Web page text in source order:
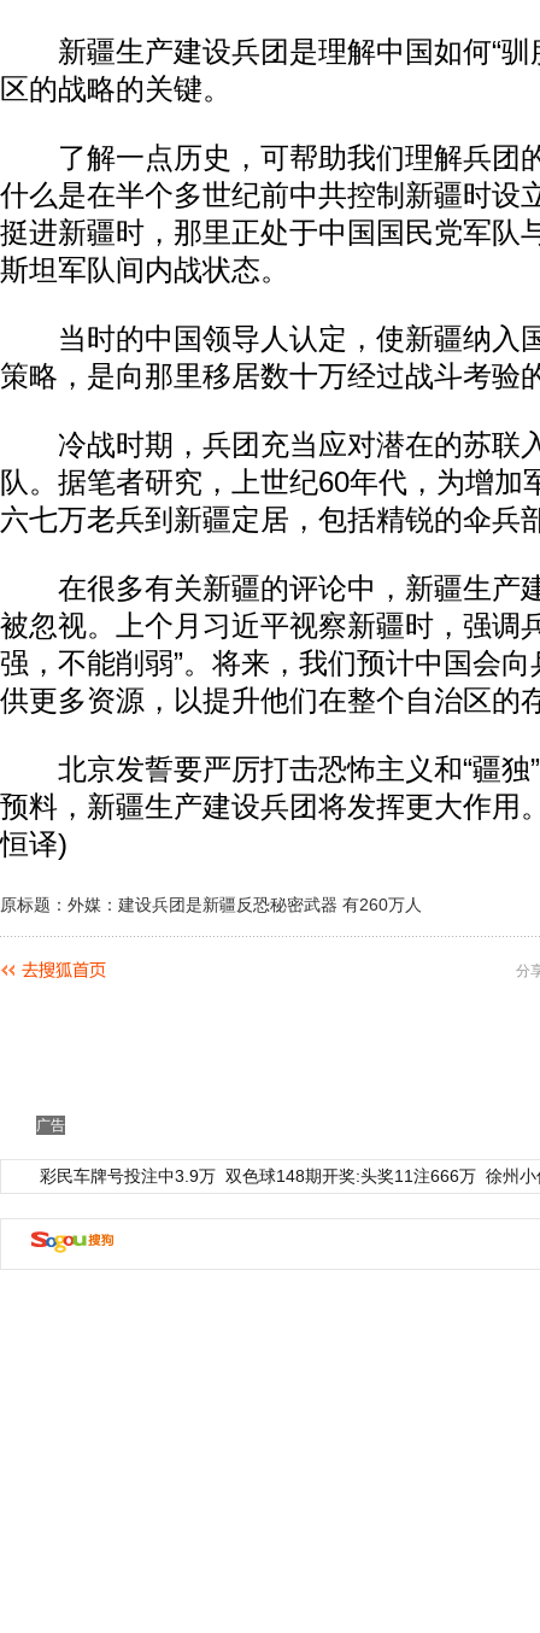
新疆生产建设兵团是理解中国如何“驯
区的战略的关键。
了解一点历史，可帮助我们理解兵团
什么是在半个多世纪前中共控制新疆时设
挺进新疆时，那里正处于中国国民党军队
斯坦军队间内战状态。
当时的中国领导人认定，使新疆纳入
策略，是向那里移居数十万经过战斗考验
冷战时期，兵团充当应对潜在的苏联
队。据笔者研究，上世纪60年代，为增加
六七万老兵到新疆定居，包括精锐的伞兵
在很多有关新疆的评论中，新疆生产
被忽视。上个月习近平视察新疆时，强调
强，不能削弱”。将来，我们预计中国会
供更多资源，以提升他们在整个自治区的
北京发誓要严厉打击恐怖主义和“疆独
预料，新疆生产建设兵团将发挥更大作用
恒译)
原标题：外媒：建设兵团是新疆反恐秘密武器 有260万人
分
广告
彩民车牌号投注中3.9万 双色球148期开奖:头奖11注666万 徐州